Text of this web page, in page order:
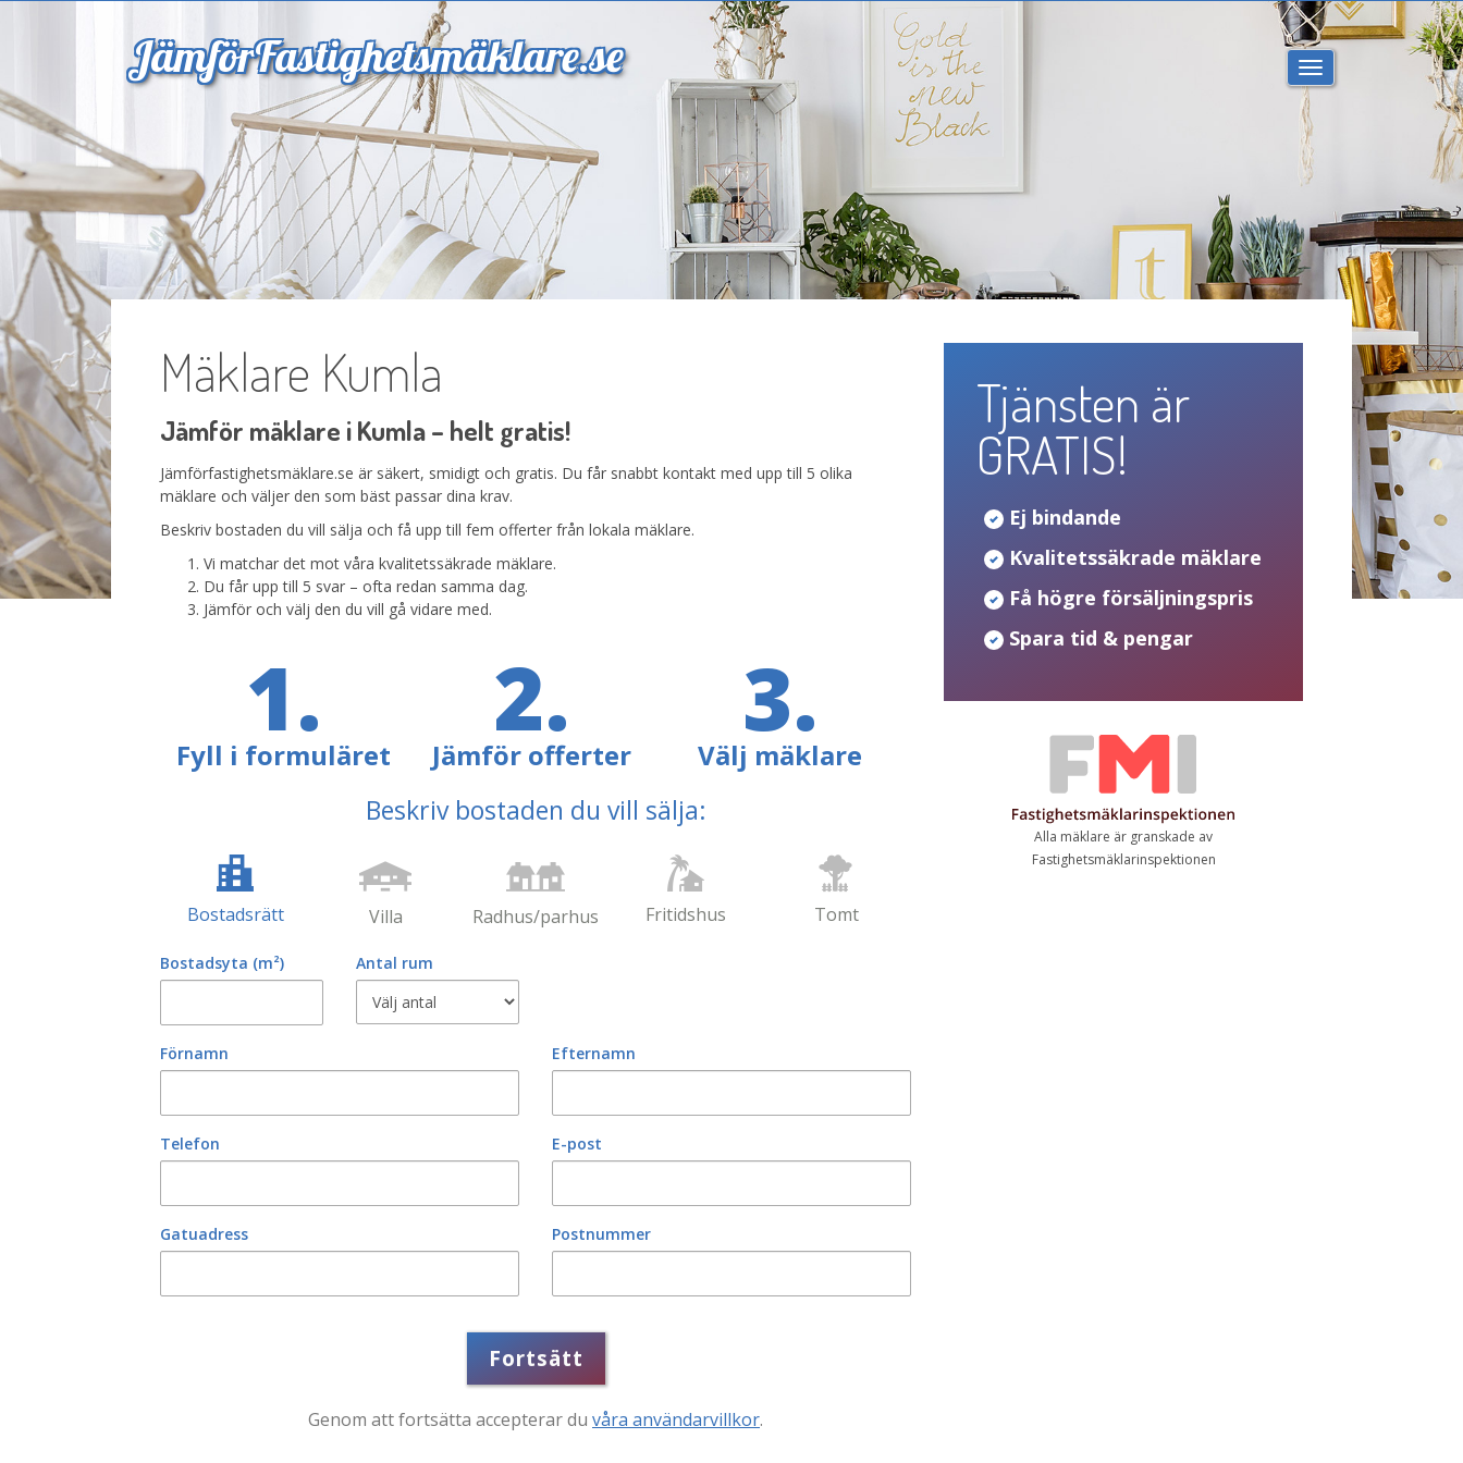
JämförFastighetsmäklare.se
Toggla
navigering
Mäklare Kumla
Jämför mäklare i Kumla – helt gratis!
Jämförfastighetsmäklare.se är säkert, smidigt och gratis. Du får snabbt kontakt med upp till 5 olika
mäklare och väljer den som bäst passar dina krav.
Beskriv bostaden du vill sälja och få upp till fem offerter från lokala mäklare.
Vi matchar det mot våra kvalitetssäkrade mäklare.
Du får upp till 5 svar – ofta redan samma dag.
Jämför och välj den du vill gå vidare med.
1.
Fyll i formuläret 2.
Jämför offerter 3.
Välj mäklare
Beskriv bostaden du vill sälja:
Bostadsrätt Villa Radhus/parhus Fritidshus Tomt
Bostadsyta (m²) Antal rum
Förnamn Efternamn
Telefon E-post
Gatuadress Postnummer
Fortsätt
Genom att fortsätta accepterar du våra användarvillkor.
Tjänsten är
GRATIS!
Ej bindande
Kvalitetssäkrade mäklare
Få högre försäljningspris
Spara tid & pengar
Alla mäklare är granskade av
Fastighetsmäklarinspektionen